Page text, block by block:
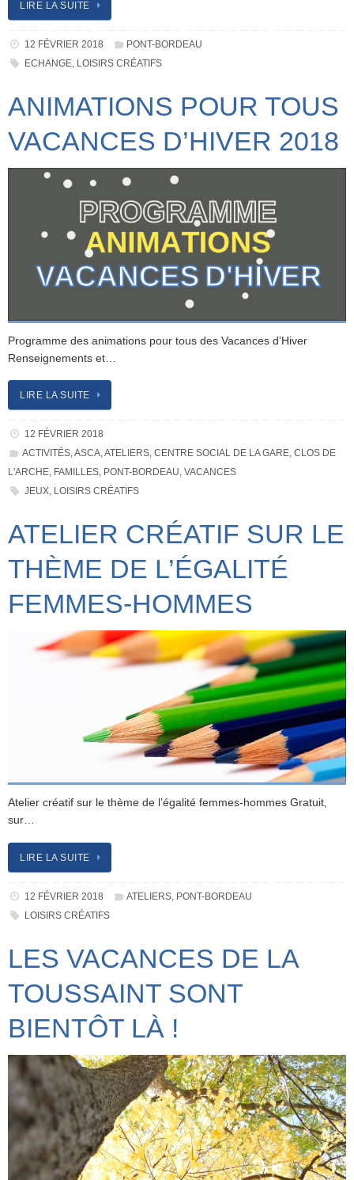
LIRE LA SUITE
12 FÉVRIER 2018
PONT-BORDEAU
ECHANGE, LOISIRS CRÉATIFS
ANIMATIONS POUR TOUS
VACANCES D’HIVER 2018
Programme des animations pour tous des Vacances d’Hiver
Renseignements et…
LIRE LA SUITE
12 FÉVRIER 2018
ACTIVITÉS,ASCA,ATELIERS, CENTRE SOCIAL DE LA GARE, CLOS DE
L'ARCHE, FAMILLES, PONT-BORDEAU, VACANCES
JEUX, LOISIRS CRÉATIFS
ATELIER CRÉATIF SUR LE
THÈME DE L’ÉGALITÉ
FEMMES-HOMMES
Atelier créatif sur le thème de l’égalité femmes-hommes Gratuit,
sur…
LIRE LA SUITE
12 FÉVRIER 2018 ATELIERS, PONT-BORDEAU
LOISIRS CRÉATIFS
LES VACANCES DE LA
TOUSSAINT SONT
BIENTÔT LÀ !